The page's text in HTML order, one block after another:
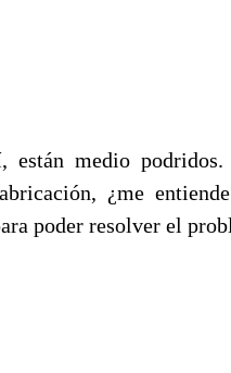
están medio
¿me
poder resolver el